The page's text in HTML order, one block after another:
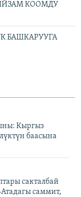
КООМДУ
БАШКАРУУГА
Кыргыз
баасына
сакталбай
саммит,